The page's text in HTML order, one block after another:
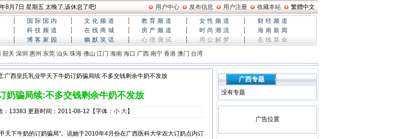
8月7日 星期五 太晚了,该休息了吧! 用户中心 发布信息 用户注册 收藏本站
繁體中文
┊ 国际国内 ┊ 文化频道 ┊ 教育频道 ┊ 女性频道 ┊
财经频道
┊ 科技频道 ┊ 在线商城 ┊ 房产频道 ┊ 时尚潮流 ┊
海南新闻
┊ 博客家园 ┊ 幽默笑话 ┊ 心理测试 ┊ 周公解梦 ┊ 在线算命
韶关 深圳 惠州 东莞 汕头 珠海 佛山 江门 海南 海口 广西 南宁 香港 澳门 台湾
:广西皇氏乳业甲天下牛奶订奶骗局续:不多交钱剩余牛奶不发放
奶骗局续:不多交钱剩余牛奶不发放
13383 更新时间：2011-08-12【字体： 小 大】
下牛奶的订奶骗局"。说她于2010年4月份在广西医科大学农大订奶点内订
广西专题
没有专题
广告位置